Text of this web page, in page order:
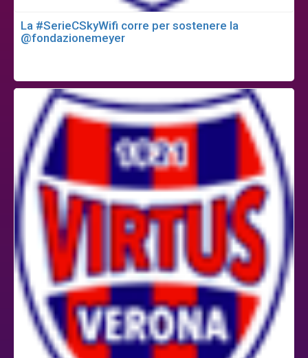
La #SerieCSkyWifi corre per sostenere la
@fondazionemeyer